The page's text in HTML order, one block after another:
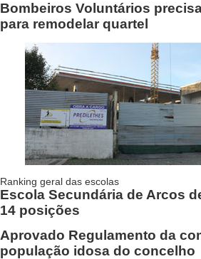
Bombeiros Voluntários
para remodelar quartel
Ranking geral das escolas
Escola Secundária de Arcos
14 posições
Aprovado Regulamento da
população idosa do concelho